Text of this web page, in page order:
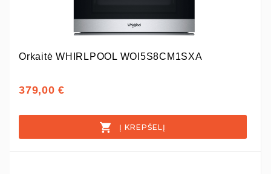
Orkaitė WHIRLPOOL WOI5S8CM1SXA
379,00 €
Į KREPŠELĮ